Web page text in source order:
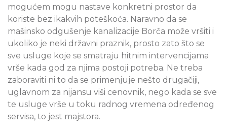
mogućem mogu nastave konkretni prostor da
koriste bez ikakvih poteškoća. Naravno da se
mašinsko odgušenje kanalizacije Borča može vršiti i
ukoliko je neki državni praznik, prosto zato što se
sve usluge koje se smatraju hitnim intervencijama
vrše kada god za njima postoji potreba. Ne treba
zaboraviti ni to da se primenjuje nešto drugačiji,
uglavnom za nijansu viši cenovnik, nego kada se sve
te usluge vrše u toku radnog vremena određenog
servisa, to jest majstora.